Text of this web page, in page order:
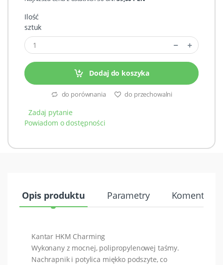
Ilość
sztuk
Dodaj do koszyka
do porównania do przechowalni
Zadaj pytanie
Powiadom o dostępności
Opis produktu Parametry Komentarze
Kantar HKM Charming
Wykonany z mocnej, polipropylenowej taśmy.
Nachrapnik i potylica miękko podszyte, co